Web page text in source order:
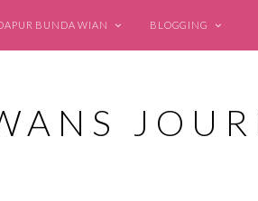
BUNDA WIAN BLOGGING